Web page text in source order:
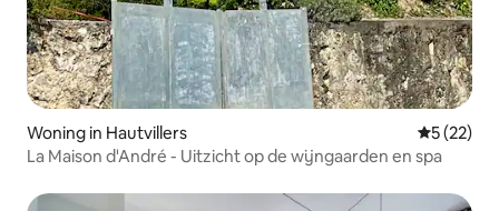
Woning in Hautvillers
5 (22)
La Maison d'André - Uitzicht op de wijngaarden en spa